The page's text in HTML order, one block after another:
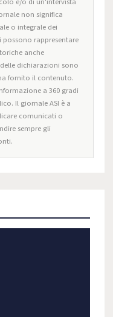
non significa
o integrale dei
possono rappresentare
anche
dichiarazioni sono
fornito il contenuto.
a 360 gradi
Il giornale ASI è a
comunicati o
sempre gli